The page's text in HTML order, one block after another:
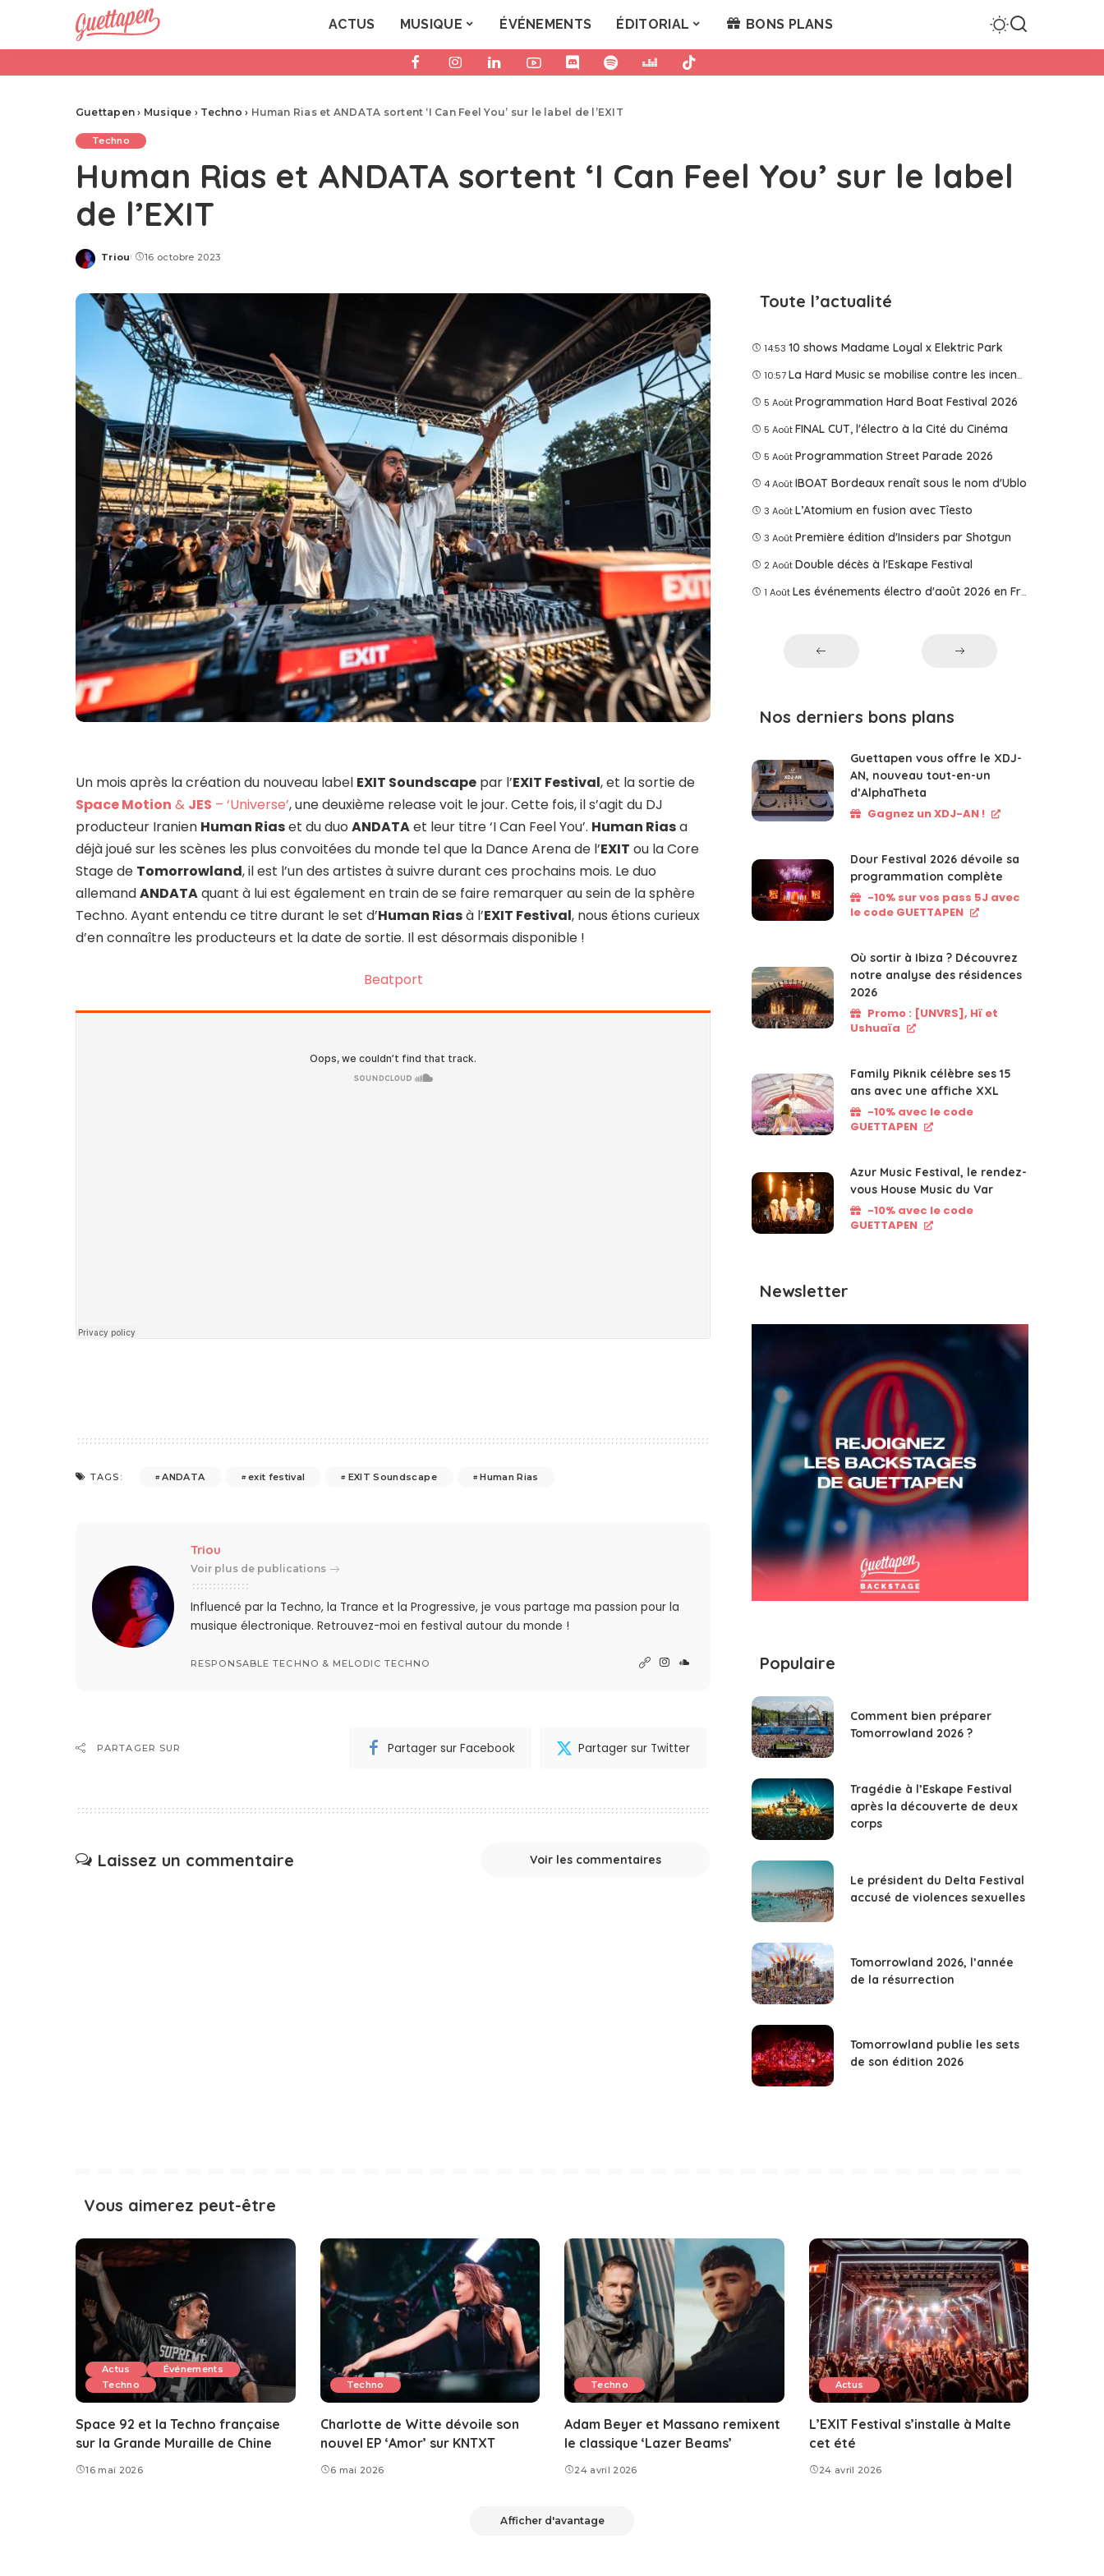
ACTUS MUSIQUE ÉVÉNEMENTS ÉDITORIAL BONS PLANS
Guettapen › Musique › Techno › Human Rias et ANDATA sortent ‘I Can Feel You’ sur le label de l’EXIT
Techno
Human Rias et ANDATA sortent ‘I Can Feel You’ sur le label
de l’EXIT
Posted
Triou 16 octobre 2023
Un mois après la création du nouveau label EXIT Soundscape par l’EXIT Festival, et la sortie de
Space Motion & JES – ‘Universe’, une deuxième release voit le jour. Cette fois, il s’agit du DJ
producteur Iranien Human Riaset du duoANDATAet leur titre ‘I Can Feel You’. Human Riasa
déjà joué sur les scènes les plus convoitées du monde tel que la Dance Arena de l’EXIT ou la Core
Stage de Tomorrowland, il est l’un des artistes à suivre durant ces prochains mois. Le duo
allemandANDATAquant à lui est également en train de se faire remarquer au sein de la sphère
Techno. Ayant entendu ce titre durant le set d’Human Riasà l’EXIT Festival, nous étions curieux
d’en connaître les producteurs et la date de sortie. Il est désormais disponible !
Beatport
TAGS: ANDATA exit festival EXIT Soundscape Human Rias
Triou
Voir plus de publications
Influencé par la Techno, la Trance et la Progressive, je vous partage ma passion pour la
musique électronique. Retrouvez-moi en festival autour du monde !
RESPONSABLE TECHNO & MELODIC TECHNO
PARTAGER SUR Partager sur Facebook Partager sur Twitter
Laissez un commentaire Voir les commentaires
Toute l’actualité
14:53 10 shows Madame Loyal x Elektric Park
10:57 La Hard Music se mobilise contre les incendies
5 Août Programmation Hard Boat Festival 2026
5 Août FINAL CUT, l'électro à la Cité du Cinéma
5 Août Programmation Street Parade 2026
4 Août IBOAT Bordeaux renaît sous le nom d'Ublo
3 Août L’Atomium en fusion avec Tîesto
3 Août Première édition d'Insiders par Shotgun
2 Août Double décès à l'Eskape Festival
1 Août Les événements électro d'août 2026 en France
Nos derniers bons plans
Guettapen vous offre le XDJ-
AN, nouveau tout-en-un
d’AlphaTheta
Gagnez un XDJ-AN !
Dour Festival 2026 dévoile sa
programmation complète
-10% sur vos pass 5J avec
le code GUETTAPEN
Où sortir à Ibiza ? Découvrez
notre analyse des résidences
2026
Promo : [UNVRS], Hï et
Ushuaïa
Family Piknik célèbre ses 15
ans avec une affiche XXL
-10% avec le code
GUETTAPEN
Azur Music Festival, le rendez-
vous House Music du Var
-10% avec le code
GUETTAPEN
Newsletter
Populaire
Comment bien préparer
Tomorrowland 2026 ?
Tragédie à l’Eskape Festival
après la découverte de deux
corps
Le président du Delta Festival
accusé de violences sexuelles
Tomorrowland 2026, l’année
de la résurrection
Tomorrowland publie les sets
de son édition 2026
Vous aimerez peut-être
Actus
Événements
Techno
Space 92 et la Techno française
sur la Grande Muraille de Chine
16 mai 2026
Techno
Charlotte de Witte dévoile son
nouvel EP ‘Amor’ sur KNTXT
6 mai 2026
Techno
Adam Beyer et Massano remixent
le classique ‘Lazer Beams’
24 avril 2026
Actus
L’EXIT Festival s’installe à Malte
cet été
24 avril 2026
Afficher d'avantage